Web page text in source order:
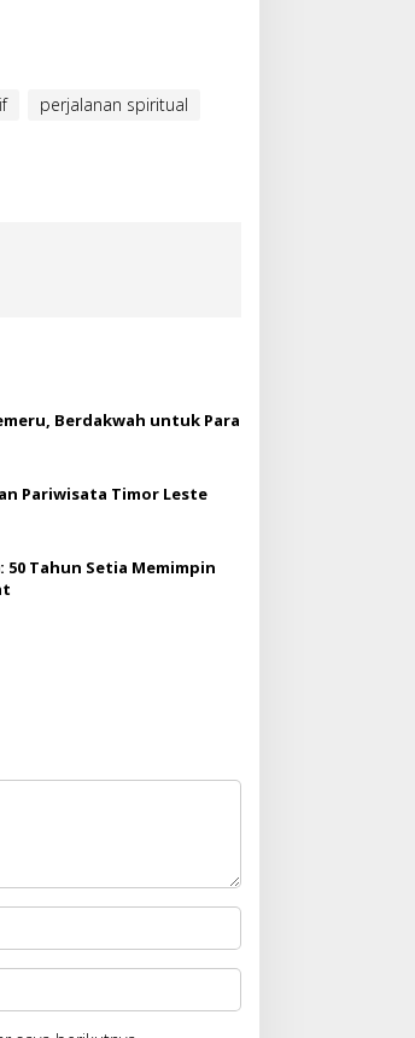
perjalanan spiritual
Berdakwah untuk Para
Pariwisata Timor Leste
50 Tahun Setia Memimpin